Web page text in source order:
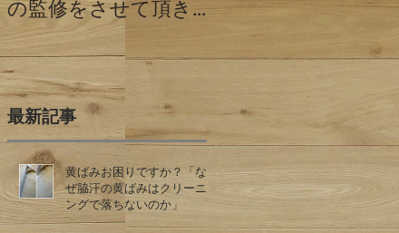
の監修をさせて頂き
ました。
都目黒区
最新記事
黄ばみお困りですか？「な
ぜ脇汗の黄ばみはクリーニ
ングで落ちないのか」